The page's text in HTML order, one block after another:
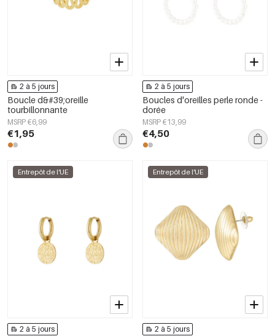
2 à 5 jours
Boucle d&#39;oreille
tourbillonnante
MSRP €6,99
€1,95
2 à 5 jours
Boucles d'oreilles perle ronde -
dorée
MSRP €13,99
€4,50
Entrepôt de l'UE
2 à 5 jours
Entrepôt de l'UE
2 à 5 jours